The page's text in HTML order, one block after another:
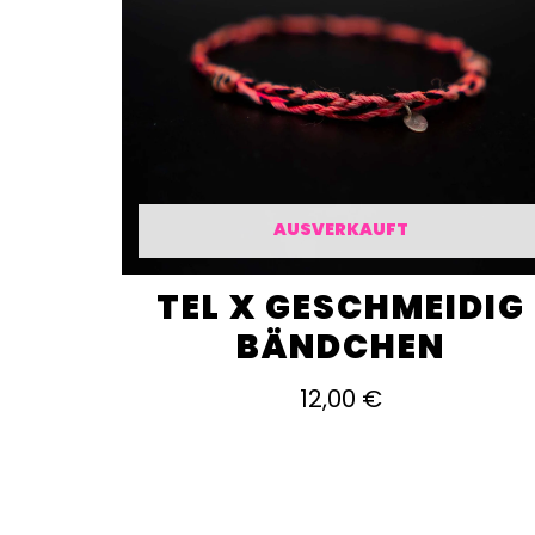
AUSVERKAUFT
TEL X GESCHMEIDIG
BÄNDCHEN
12,00 €